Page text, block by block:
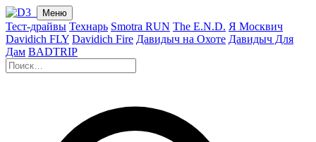
Меню
Тест-драйвы Технарь Smotra RUN The E.N.D. Я Москвич
Davidich FLY Davidich Fire Давидыч на Охоте Давидыч Для
Дам BADTRIP